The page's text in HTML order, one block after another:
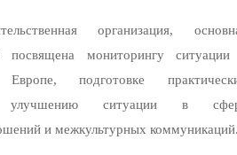
организация,
посвящена мониторингу
подготовке
улучшению ситуации в
и межкультурных